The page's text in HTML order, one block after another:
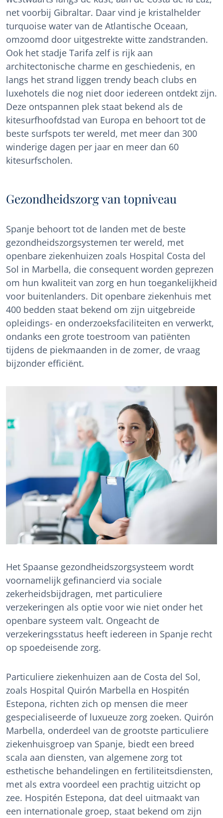
net voorbij Gibraltar. Daar vind je kristalhelder
turquoise water van de Atlantische Oceaan,
omzoomd door uitgestrekte witte zandstranden.
Ook het stadje Tarifa zelf is rijk aan
architectonische charme en geschiedenis, en
langs het strand liggen trendy beach clubs en
luxehotels die nog niet door iedereen ontdekt zijn.
Deze ontspannen plek staat bekend als de
kitesurfhoofdstad van Europa en behoort tot de
beste surfspots ter wereld, met meer dan 300
winderige dagen per jaar en meer dan 60
kitesurfscholen.
Gezondheidszorg van topniveau
Spanje behoort tot de landen met de beste
gezondheidszorgsystemen ter wereld, met
openbare ziekenhuizen zoals Hospital Costa del
Sol in Marbella, die consequent worden geprezen
om hun kwaliteit van zorg en hun toegankelijkheid
voor buitenlanders. Dit openbare ziekenhuis met
400 bedden staat bekend om zijn uitgebreide
opleidings- en onderzoeksfaciliteiten en verwerkt,
ondanks een grote toestroom van patiënten
tijdens de piekmaanden in de zomer, de vraag
bijzonder efficiënt.
Het Spaanse gezondheidszorgsysteem wordt
voornamelijk gefinancierd via sociale
zekerheidsbijdragen, met particuliere
verzekeringen als optie voor wie niet onder het
openbare systeem valt. Ongeacht de
verzekeringsstatus heeft iedereen in Spanje recht
op spoedeisende zorg.
Particuliere ziekenhuizen aan de Costa del Sol,
zoals Hospital Quirón Marbella en Hospitén
Estepona, richten zich op mensen die meer
gespecialiseerde of luxueuze zorg zoeken. Quirón
Marbella, onderdeel van de grootste particuliere
ziekenhuisgroep van Spanje, biedt een breed
scala aan diensten, van algemene zorg tot
esthetische behandelingen en fertiliteitsdiensten,
met als extra voordeel een prachtig uitzicht op
zee. Hospitén Estepona, dat deel uitmaakt van
een internationale groep, staat bekend om zijn